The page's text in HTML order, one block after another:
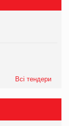
Всі тендери